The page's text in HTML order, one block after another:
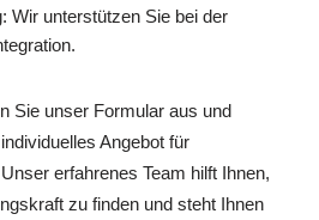
Wir unterstützen Sie bei der
Sie unser Formular aus und
Angebot für
erfahrenes Team hilft Ihnen,
zu finden und steht Ihnen